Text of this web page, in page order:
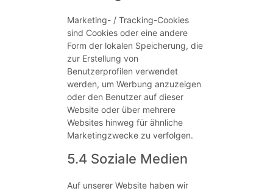
Marketing- / Tracking-Cookies
sind Cookies oder eine andere
Form der lokalen Speicherung, die
zur Erstellung von
Benutzerprofilen verwendet
werden, um Werbung anzuzeigen
oder den Benutzer auf dieser
Website oder über mehrere
Websites hinweg für ähnliche
Marketingzwecke zu verfolgen.
5.4 Soziale Medien
Auf unserer Website haben wir